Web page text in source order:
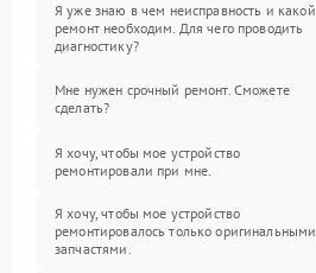
Я уже знаю в чем неисправность и какой
ремонт необходим. Для чего проводить
диагностику?
Мне нужен срочный ремонт. Сможете
сделать?
Я хочу, чтобы мое устройство
ремонтировали при мне.
Я хочу, чтобы мое устройство
ремонтировалось только оригинальными
запчастями.